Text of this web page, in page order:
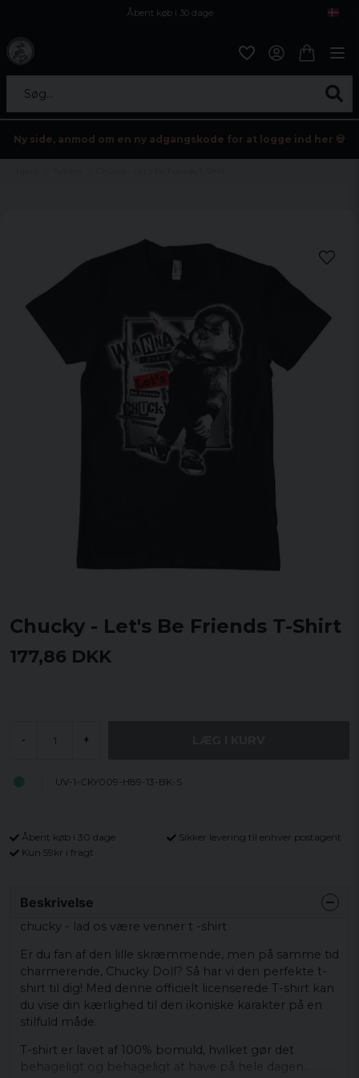
Åbent køb i 30 dage
Søg...
Ny side, anmod om en ny adgangskode for at logge ind her 💀
Chucky - Let's Be Friends T-Shirt
177,86 DKK
- +
UV-1-CKY009-H89-13-BK-S
Åbent køb i 30 dage
Sikker levering til enhver postagent
Kun 59kr i fragt
Beskrivelse
chucky - lad os være venner t -shirt
Er du fan af den lille skræmmende, men på samme tid
charmerende, Chucky Doll? Så har vi den perfekte t-
shirt til dig! Med denne officielt licenserede T-shirt kan
du vise din kærlighed til den ikoniske karakter på en
stilfuld måde.
T-shirt er lavet af 100% bomuld, hvilket gør det
behageligt og behageligt at have på hele dagen.